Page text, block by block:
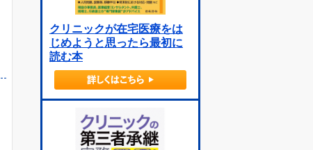
クリニックが在宅医療をは
じめようと思ったら最初に
読む本